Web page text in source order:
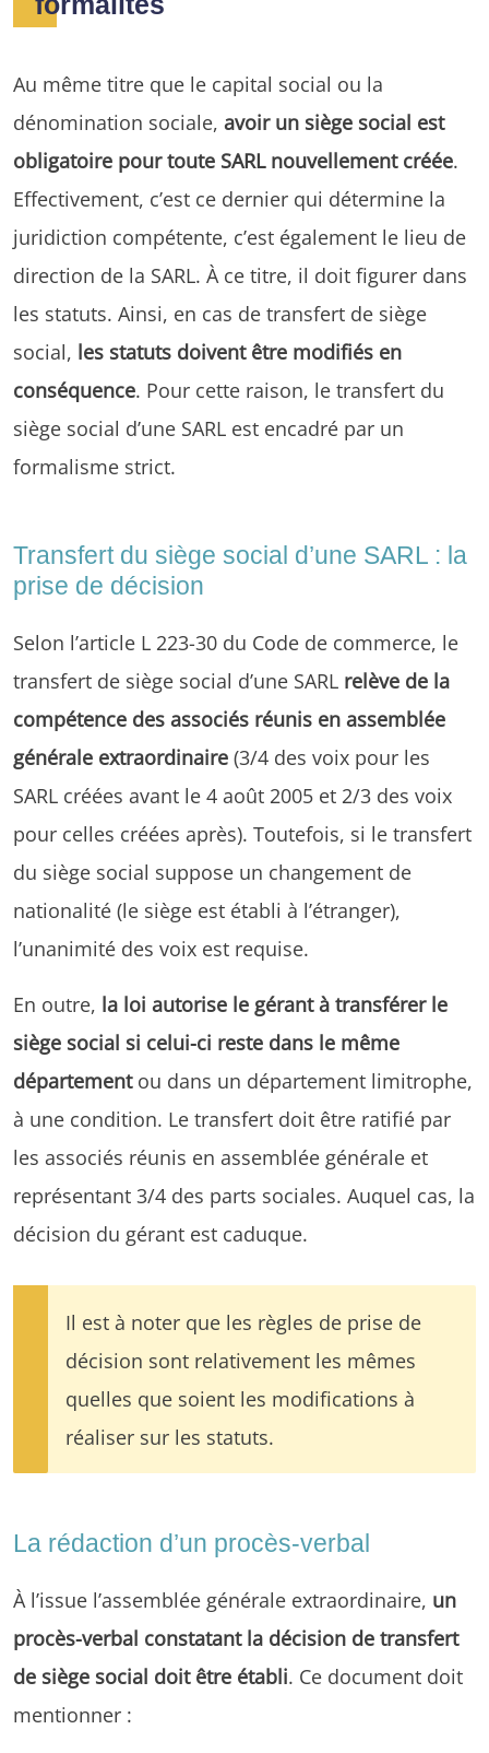
Au même titre que le capital social ou la
dénomination sociale, avoir un siège social est
obligatoire pour toute SARL nouvellement créée.
Effectivement, c’est ce dernier qui détermine la
juridiction compétente, c’est également le lieu de
direction de la SARL. À ce titre, il doit figurer dans
les statuts. Ainsi, en cas de transfert de siège
social, les statuts doivent être modifiés en
conséquence. Pour cette raison, le transfert du
siège social d’une SARL est encadré par un
formalisme strict.
Transfert du siège social d’une SARL : la
prise de décision
Selon l’article L 223-30 du Code de commerce, le
transfert de siège social d’une SARL relève de la
compétence des associés réunis en assemblée
générale extraordinaire (3/4 des voix pour les
SARL créées avant le 4 août 2005 et 2/3 des voix
pour celles créées après). Toutefois, si le transfert
du siège social suppose un changement de
nationalité (le siège est établi à l’étranger),
l’unanimité des voix est requise.
En outre, la loi autorise le gérant à transférer le
siège social si celui-ci reste dans le même
départementou dans un département limitrophe,
à une condition. Le transfert doit être ratifié par
les associés réunis en assemblée générale et
représentant 3/4 des parts sociales. Auquel cas, la
décision du gérant est caduque.
Il est à noter que les règles de prise de
décision sont relativement les mêmes
quelles que soient les modifications à
réaliser sur les statuts.
La rédaction d’un procès-verbal
À l’issue l’assemblée générale extraordinaire, un
procès-verbal constatant la décision de transfert
de siège social doit être établi. Ce document doit
mentionner :